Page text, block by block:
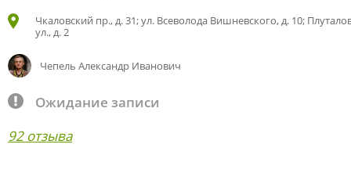
Чкаловский пр., д. 31; ул. Всеволода Вишневского, д. 10;
ул., д. 2
Чепель Александр Иванович
Ожидание записи
92 отзыва